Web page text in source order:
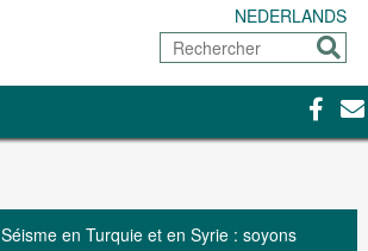
NEDERLANDS
Rechercher
Séisme en Turquie et en Syrie : soyons